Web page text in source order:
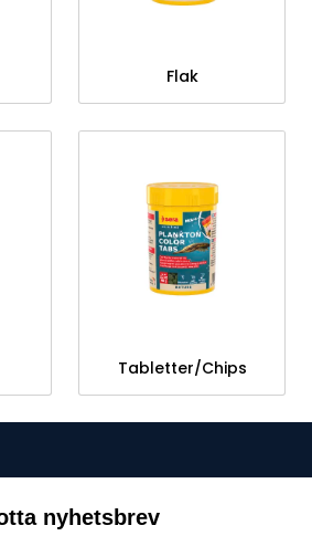
Flak
Tabletter/Chips
nyhetsbrev